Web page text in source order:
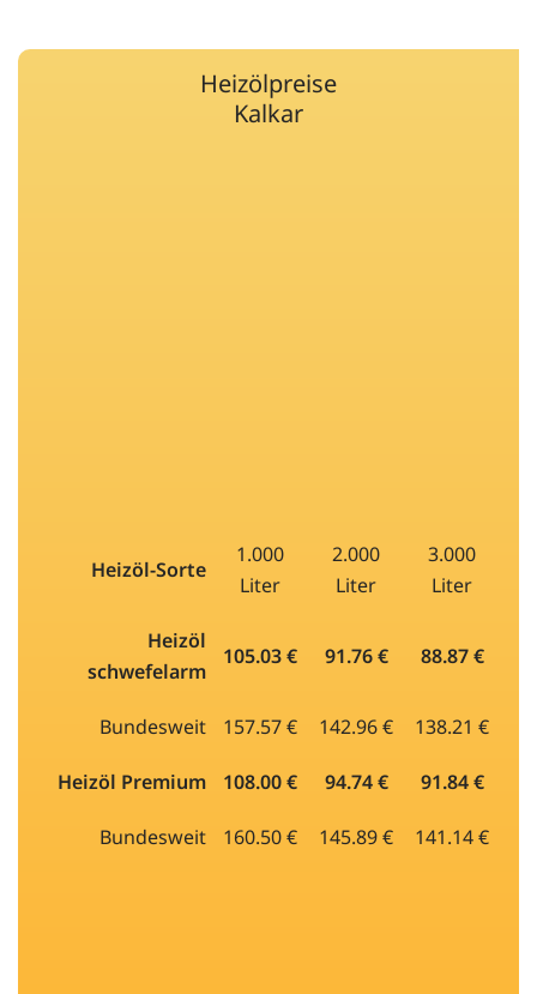
Heizölpreise
Kalkar
Heizöl-Sorte
1.000
Liter
2.000
Liter
3.000
Liter
Heizöl
schwefelarm
105.03 € 91.76 € 88.87 €
Bundesweit 157.57 € 142.96 € 138.21 €
Heizöl Premium 108.00 € 94.74 € 91.84 €
Bundesweit 160.50 € 145.89 € 141.14 €